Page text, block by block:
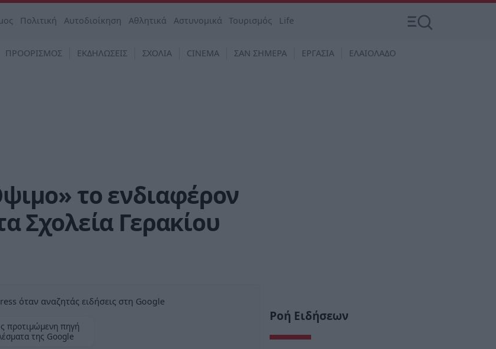
Πολιτική Αυτοδιοίκηση Αθλητικά Αστυνομικά Τουρισμός Life
ΠΡΟΟΡΙΣΜΟΣ ΕΚΔΗΛΩΣΕΙΣ ΣΧΟΛΙΑ CINEMA ΣΑΝ ΣΗΜΕΡΑ ΕΡΓΑΣΙΑ ΕΛΑΙΟΛΑΔΟ
το ενδιαφέρον
Σχολεία Γερακίου
όταν αναζητάς ειδήσεις στη Google
προτιμώμενη πηγή
της Google
Ροή Ειδήσεων